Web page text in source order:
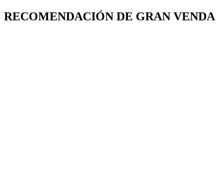
RECOMENDACIÓN DE GRAN VENDA